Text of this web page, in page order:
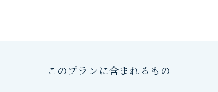
このプランに含まれるもの